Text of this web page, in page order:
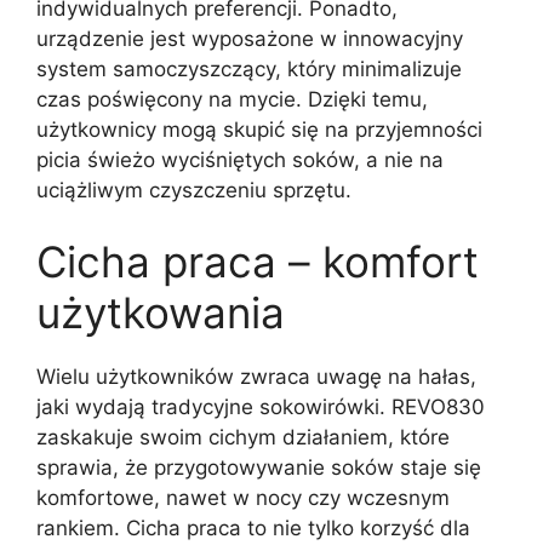
indywidualnych preferencji. Ponadto,
urządzenie jest wyposażone w innowacyjny
system samoczyszczący, który minimalizuje
czas poświęcony na mycie. Dzięki temu,
użytkownicy mogą skupić się na przyjemności
picia świeżo wyciśniętych soków, a nie na
uciążliwym czyszczeniu sprzętu.
Cicha praca – komfort
użytkowania
Wielu użytkowników zwraca uwagę na hałas,
jaki wydają tradycyjne sokowirówki. REVO830
zaskakuje swoim cichym działaniem, które
sprawia, że przygotowywanie soków staje się
komfortowe, nawet w nocy czy wczesnym
rankiem. Cicha praca to nie tylko korzyść dla